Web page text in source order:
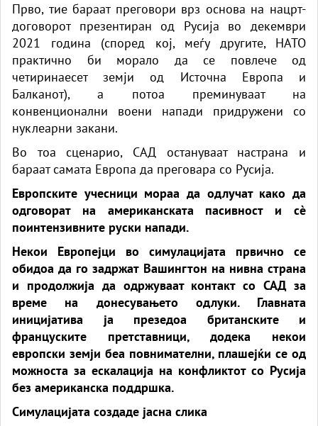
Прво, тие бараат преговори врз основа на нацрт-
договорот презентиран од Русија во декември
2021 година (според кој, меѓу другите, НАТО
практично би морало да се повлече од
четиринаесет земји од Источна Европа и
Балканот), а потоа преминуваат на
конвенционални воени напади придружени со
нуклеарни закани.
Во тоа сценарио, САД остануваат настрана и
бараат самата Европа да преговара со Русија.
Европските учесници мораа да одлучат како да
одговорат на американската пасивност и сè
поинтензивните руски напади.
Некои Европејци во симулацијата првично се
обидоа да го задржат Вашингтон на нивна страна
и продолжија да одржуваат контакт со САД за
време на донесувањето одлуки. Главната
иницијатива ја презедоа британските и
француските претставници, додека некои
европски земји беа повнимателни, плашејќи се од
можноста за ескалација на конфликтот со Русија
без американска поддршка.
Симулацијата создаде јасна слика